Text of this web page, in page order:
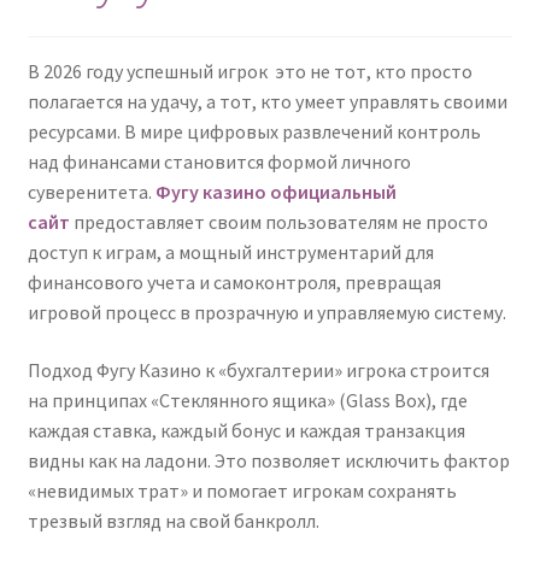
В 2026 году успешный игрок это не тот, кто просто
полагается на удачу, а тот, кто умеет управлять своими
ресурсами. В мире цифровых развлечений контроль
над финансами становится формой личного
суверенитета. Фугу казино официальный
сайт предоставляет своим пользователям не просто
доступ к играм, а мощный инструментарий для
финансового учета и самоконтроля, превращая
игровой процесс в прозрачную и управляемую систему.
Подход Фугу Казино к «бухгалтерии» игрока строится
на принципах «Стеклянного ящика» (Glass Box), где
каждая ставка, каждый бонус и каждая транзакция
видны как на ладони. Это позволяет исключить фактор
«невидимых трат» и помогает игрокам сохранять
трезвый взгляд на свой банкролл.